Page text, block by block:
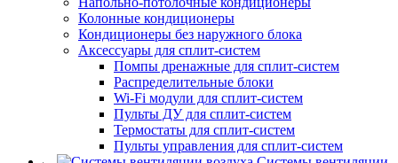
Колонные кондиционеры
Кондиционеры без наружного блока
Аксессуары для сплит-систем
Помпы дренажные для сплит-систем
Распределительные блоки
Wi-Fi модули для сплит-систем
Пульты ДУ для сплит-систем
Термостаты для сплит-систем
Пульты управления для сплит-систем